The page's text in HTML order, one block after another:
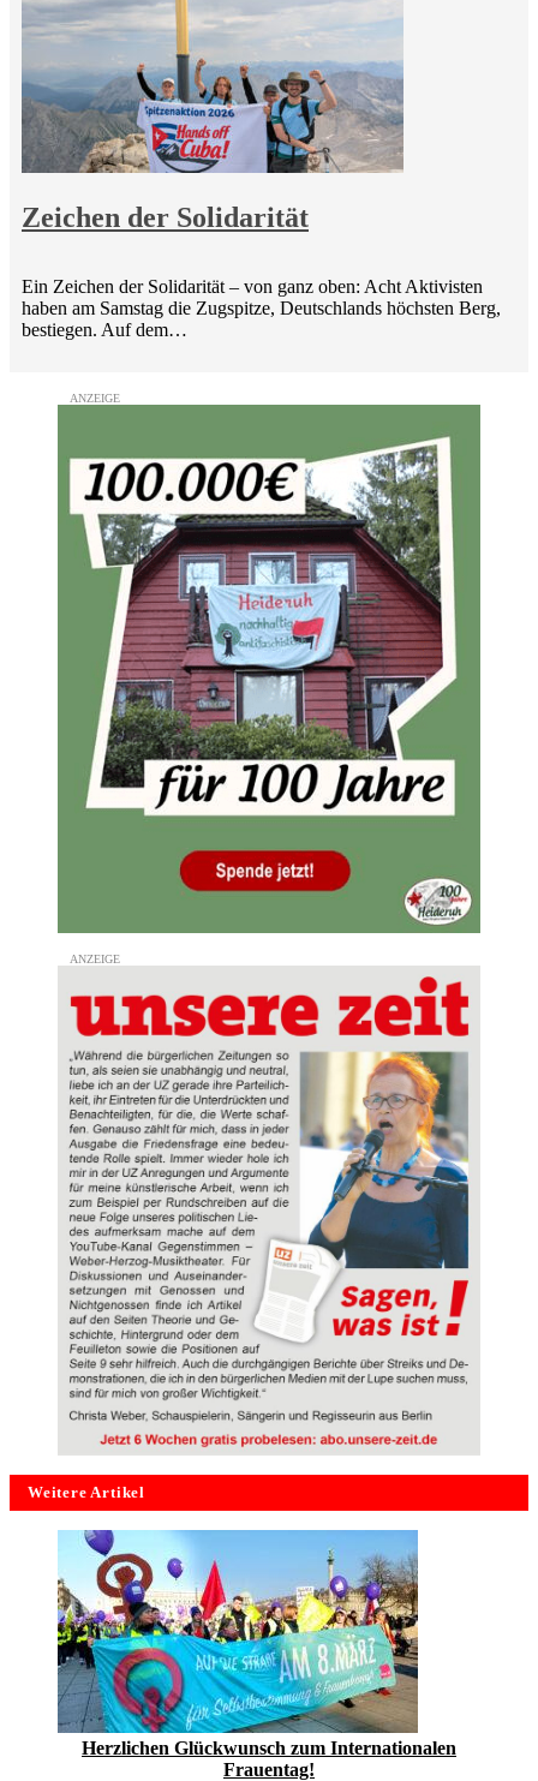
Zeichen der Solidarität
Ein Zeichen der Solidarität – von ganz oben: Acht Aktivisten
haben am Samstag die Zugspitze, Deutschlands höchsten Berg,
bestiegen. Auf dem…
Weitere Artikel
Herzlichen Glückwunsch zum Internationalen
Frauentag!